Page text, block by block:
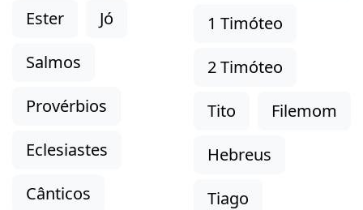
Ester
Jó
Salmos
Provérbios
Eclesiastes
Cânticos
1 Timóteo
2 Timóteo
Tito
Filemom
Hebreus
Tiago